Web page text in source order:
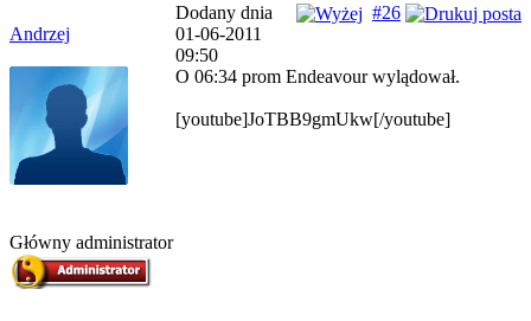
Andrzej
#26
Dodany dnia
01-06-2011
09:50
Główny administrator
O 06:34 prom Endeavour wylądował.
[youtube]JoTBB9gmUkw[/youtube]